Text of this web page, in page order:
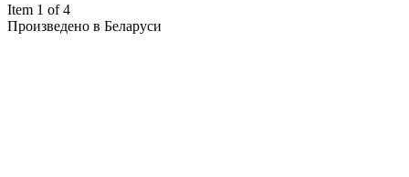
Item 1 of 4
Произведено в Беларуси